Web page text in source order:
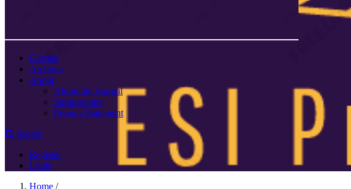
Current
Archives
About
About the Journal
Submissions
Privacy Statement
Search
Register
Login
Home /